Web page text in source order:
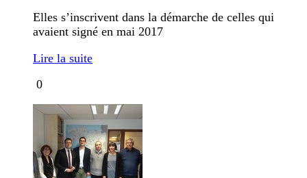
Elles s’inscrivent dans la démarche de celles qui
avaient signé en mai 2017
Lire la suite
0